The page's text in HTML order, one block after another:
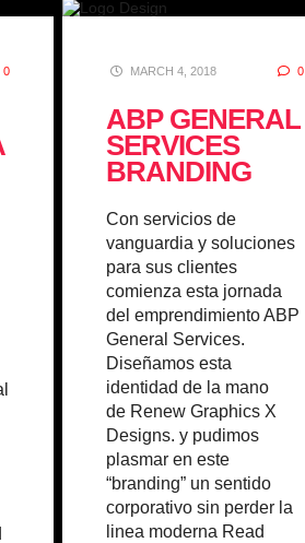
0 MARCH 4, 2018 0
ABP GENERAL
SERVICES
BRANDING
Con servicios de
vanguardia y soluciones
para sus clientes
comienza esta jornada
del emprendimiento ABP
General Services.
Diseñamos esta
identidad de la mano
de Renew Graphics X
Designs. y pudimos
plasmar en este
“branding” un sentido
corporativo sin perder la
linea moderna Read